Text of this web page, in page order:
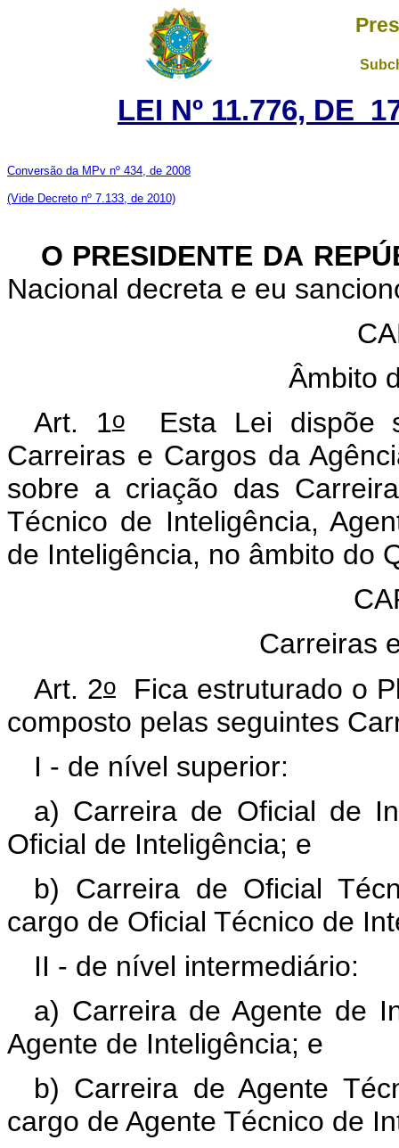
LEI Nº 11.776, DE
Conversão da MPv nº 434, de 2008
(Vide Decreto nº 7.133, de 2010)
O PRESIDENTE DA
Nacional decreta e eu
Âmbito
Art. 1oEsta Lei dispõe
Carreiras e Cargos da
sobre a criação das
Técnico de Inteligência,
de Inteligência, no âmbito do
Carreiras
Art. 2oFica estruturado o
composto pelas seguintes
I - de nível superior:
a) Carreira de Oficial de
Oficial de Inteligência; e
b) Carreira de Oficial
cargo de Oficial Técnico de
II - de nível intermediário:
a) Carreira de Agente de
Agente de Inteligência; e
b) Carreira de Agente
cargo de Agente Técnico de